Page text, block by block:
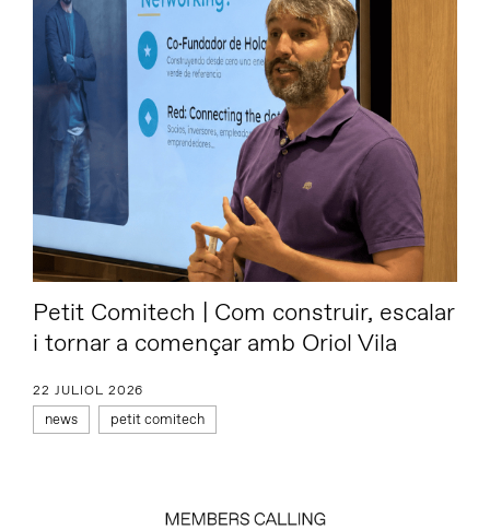
Petit Comitech | Com construir, escalar
i tornar a començar amb Oriol Vila
22 JULIOL 2026
news petit comitech